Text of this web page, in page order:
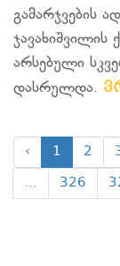
გამარჯვების
ჯავახიშვილის
არსებული
დასრულდა.
‹ 1 2
...
326